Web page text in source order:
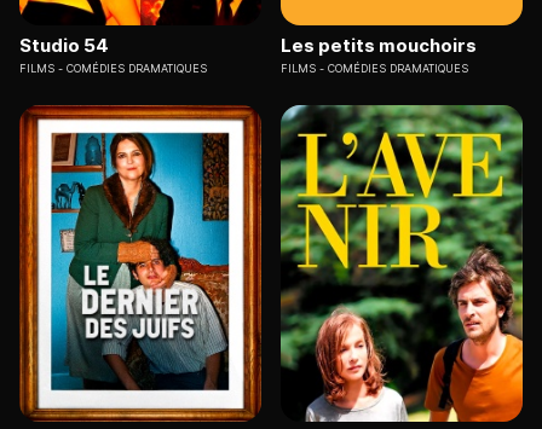
Studio 54
FILMS COMÉDIES DRAMATIQUES
Les petits mouchoirs
FILMS COMÉDIES DRAMATIQUES